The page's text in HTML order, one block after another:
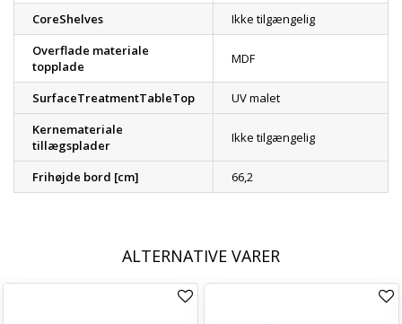
CoreShelves
Ikke tilgængelig
Overflade materiale
topplade
MDF
SurfaceTreatmentTableTop
UV malet
Kernemateriale
tillægsplader
Ikke tilgængelig
Frihøjde bord [cm] 66,2
ALTERNATIVE VARER